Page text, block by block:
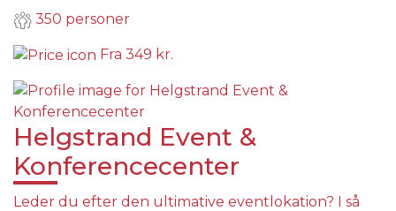
350 personer
Fra 349 kr.
Helgstrand Event &
Konferencecenter
Leder du efter den ultimative eventlokation? I så